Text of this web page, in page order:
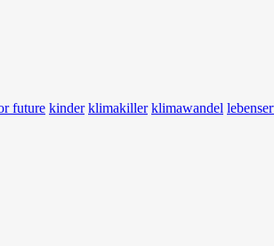
future kinder klimakiller klimawandel